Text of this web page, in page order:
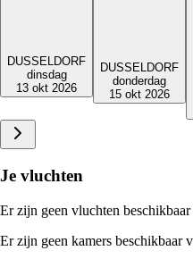
DUSSELDORF
dinsdag
13 okt 2026
DUSSELDORF
donderdag
15 okt 2026
Je vluchten
Er zijn geen vluchten
Er zijn geen kamers beschikbaar